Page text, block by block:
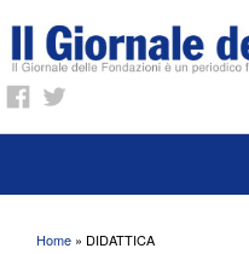
Tu sei qui
Home » DIDATTICA